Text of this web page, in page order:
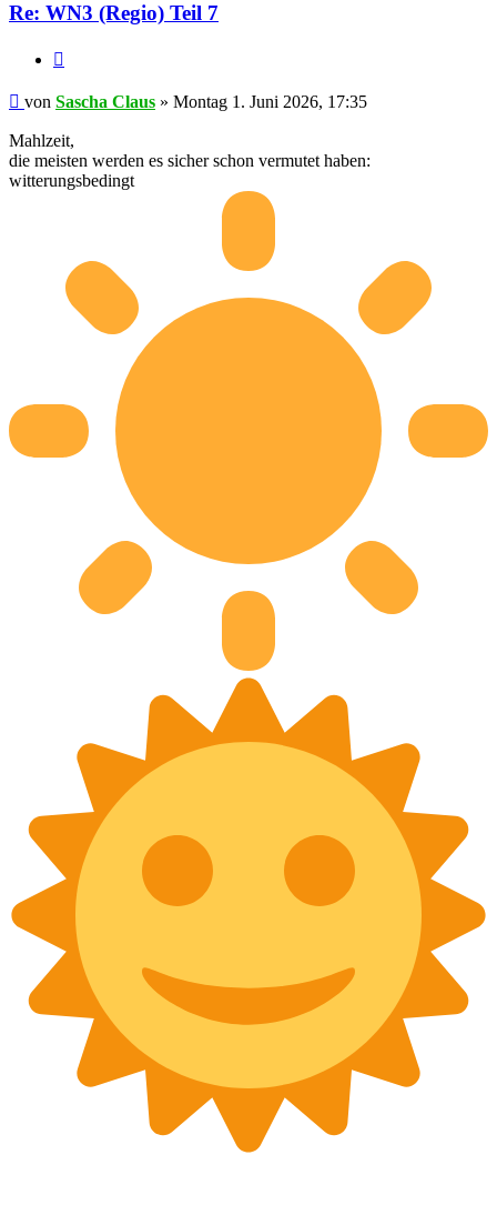
Re: WN3 (Regio) Teil 7
Beitrag
von Sascha Claus » Montag 1. Juni 2026, 17:35
Mahlzeit,
die meisten werden es sicher schon vermutet haben:
witterungsbedingt